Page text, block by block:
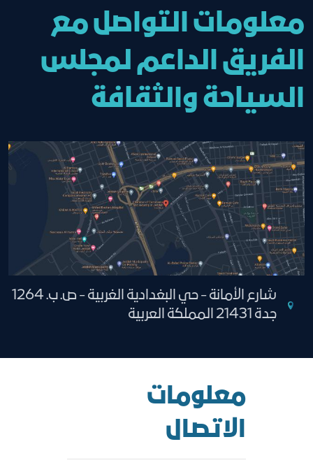
معلومات التواصل مع
الفريق الداعم لمجلس
السياحة والثقافة
شارع الأمانة - حي البغدادية الغربية - ص. ب. 1264
جدة 21431 المملكة العربية
معلومات
الاتصال